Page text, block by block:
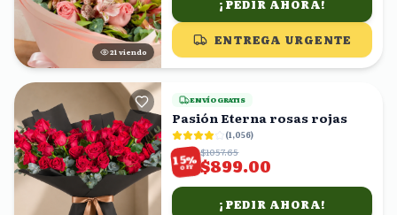
22 viendo
¡PEDIR AHORA!
ENTREGA URGENTE
ENVÍO GRATIS
Pasión Eterna rosas rojas
(1,056)
15%
OFF
$1057.65
$899.00
¡PEDIR AHORA!